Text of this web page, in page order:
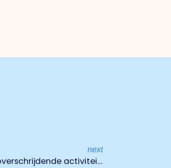
next
Financiering en ondersteuning van grensoverschrijdende activiteiten